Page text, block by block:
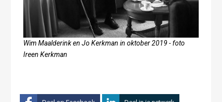
Wim Maalderink en Jo Kerkman in oktober 2019 - foto
Ireen Kerkman